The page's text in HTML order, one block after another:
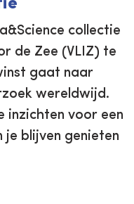
collectie
de Zee (VLIZ) te
gaat naar
wereldwijd.
inzichten voor een
je blijven genieten